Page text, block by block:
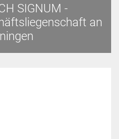
SIGNUM -
an